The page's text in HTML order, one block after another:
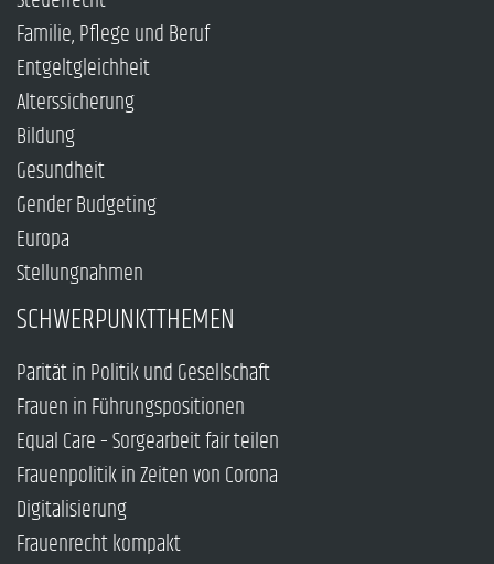
Familie, Pflege und Beruf
Entgeltgleichheit
Alterssicherung
Bildung
Gesundheit
Gender Budgeting
Europa
Stellungnahmen
SCHWERPUNKTTHEMEN
Parität in Politik und Gesellschaft
Frauen in Führungspositionen
Equal Care – Sorgearbeit fair teilen
Frauenpolitik in Zeiten von Corona
Digitalisierung
Frauenrecht kompakt